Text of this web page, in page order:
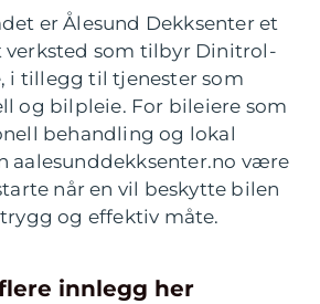
er Ålesund Dekksenter et
verksted som tilbyr Dinitrol-
i tillegg til tjenester som
og bilpleie. For bileiere som
behandling og lokal
aalesunddekksenter.no være
når en vil beskytte bilen
og effektiv måte.
innlegg her